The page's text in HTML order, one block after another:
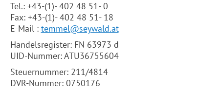
Tel.: +43-(1)- 402 48 51- 0
Fax: +43-(1)- 402 48 51- 18
E-Mail : temmel@seywald.at
Handelsregister: FN 63973 d
UID-Nummer: ATU36755604
Steuernummer: 211/4814
DVR-Nummer: 0750176